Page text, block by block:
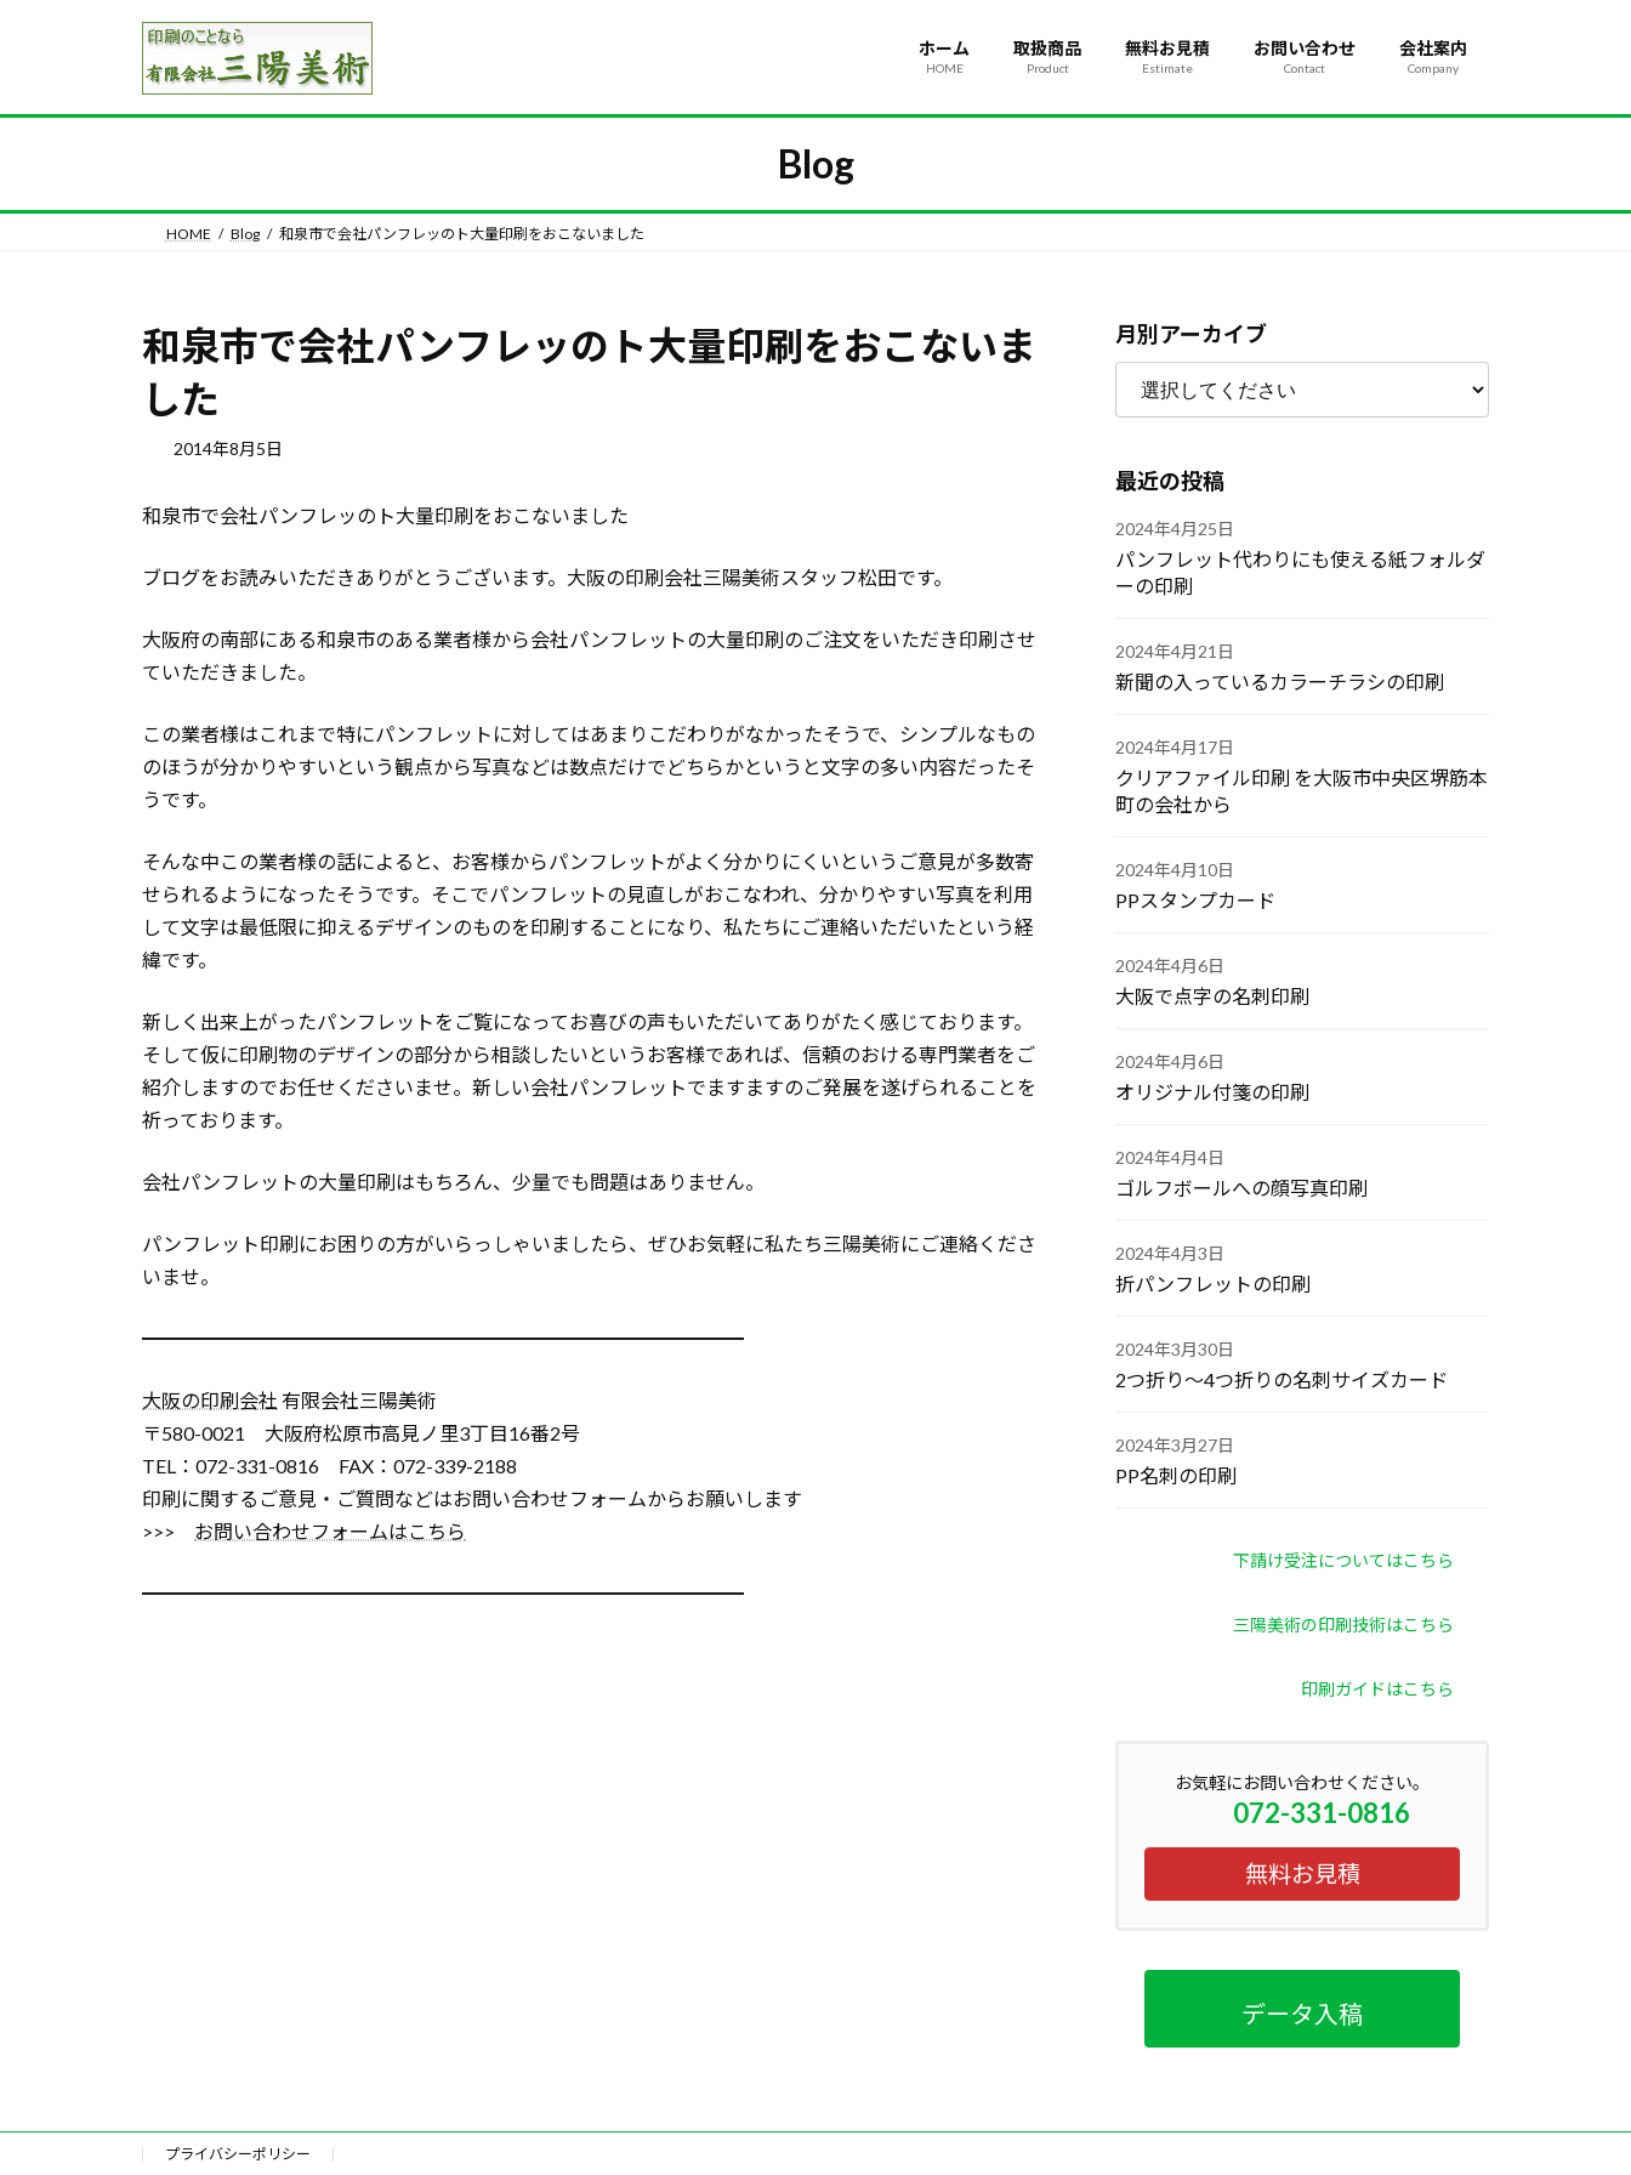
キ
に
ホーム
HOME
取扱商品
Product
無料お見積
Estimate
お問い合わせ
Contact
会社案内
Company
Blog
HOME Blog 和泉市で会社パンフレッのト大量印刷をおこないました
和泉市で会社パンフレッのト大量印刷をおこないま
した
2014年8月5日
和泉市で会社パンフレッのト大量印刷をおこないました
ブログをお読みいただきありがとうございます。大阪の印刷会社三陽美術スタッフ松田です。
大阪府の南部にある和泉市のある業者様から会社パンフレットの大量印刷のご注文をいただき印刷させ
ていただきました。
この業者様はこれまで特にパンフレットに対してはあまりこだわりがなかったそうで、シンプルなもの
のほうが分かりやすいという観点から写真などは数点だけでどちらかというと文字の多い内容だったそ
うです。
そんな中この業者様の話によると、お客様からパンフレットがよく分かりにくいというご意見が多数寄
せられるようになったそうです。そこでパンフレットの見直しがおこなわれ、分かりやすい写真を利用
して文字は最低限に抑えるデザインのものを印刷することになり、私たちにご連絡いただいたという経
緯です。
新しく出来上がったパンフレットをご覧になってお喜びの声もいただいてありがたく感じております。
そして仮に印刷物のデザインの部分から相談したいというお客様であれば、信頼のおける専門業者をご
紹介しますのでお任せくださいませ。新しい会社パンフレットでますますのご発展を遂げられることを
祈っております。
会社パンフレットの大量印刷はもちろん、少量でも問題はありません。
パンフレット印刷にお困りの方がいらっしゃいましたら、ぜひお気軽に私たち三陽美術にご連絡くださ
いませ。
━━━━━━━━━━━━━━━━━━━━━━━━━━━━━━━
大阪の印刷会社 有限会社三陽美術
〒580-0021 大阪府松原市高見ノ里3丁目16番2号
TEL：072-331-0816 FAX：072-339-2188
印刷に関するご意見・ご質問などはお問い合わせフォームからお願いします
>>> お問い合わせフォームはこちら
━━━━━━━━━━━━━━━━━━━━━━━━━━━━━━━
月別アーカイブ
最近の投稿
2024年4月25日
パンフレット代わりにも使える紙フォルダ
ーの印刷
2024年4月21日
新聞の入っているカラーチラシの印刷
2024年4月17日
クリアファイル印刷 を大阪市中央区堺筋本
町の会社から
2024年4月10日
PPスタンプカード
2024年4月6日
大阪で点字の名刺印刷
2024年4月6日
オリジナル付箋の印刷
2024年4月4日
ゴルフボールへの顔写真印刷
2024年4月3日
折パンフレットの印刷
2024年3月30日
2つ折り～4つ折りの名刺サイズカード
2024年3月27日
PP名刺の印刷
下請け受注についてはこちら
三陽美術の印刷技術はこちら
印刷ガイドはこちら
お気軽にお問い合わせください。
072-331-0816
無料お見積
データ入稿
プライバシーポリシー